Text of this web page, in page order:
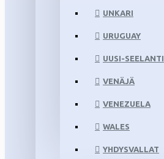
UNKARI
URUGUAY
UUSI-SEELANTI
VENÄJÄ
VENEZUELA
WALES
YHDYSVALLAT